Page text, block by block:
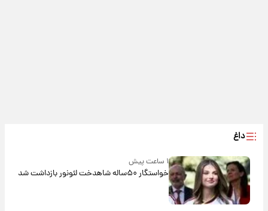
داغ
۱ ساعت پیش
خواستگار ۵۰ساله شاهدخت لئونور بازداشت شد